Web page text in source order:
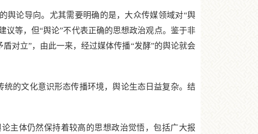
论导向。尤其需要明确的是，大众传媒领域对“舆
等，但“舆论”不代表正确的思想政治观点。鉴于非
对立”，由此一来，经过媒体传播“发酵”的舆论就会
的文化意识形态传播环境，舆论生态日益复杂。结
体仍然保持着较高的思想政治觉悟，包括广大报